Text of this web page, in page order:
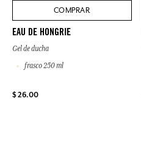
COMPRAR
EAU DE HONGRIE
Gel de ducha
frasco 250 ml
$ 26.00